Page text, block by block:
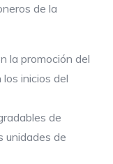
de la
la promoción del
inicios del
de
unidades de